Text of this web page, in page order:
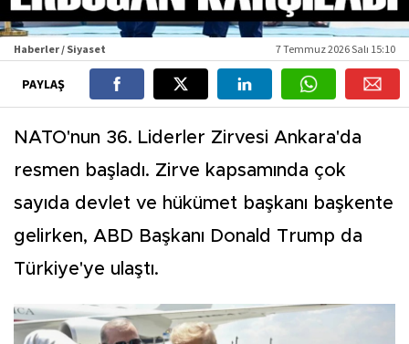
Haberler / Siyaset 7 Temmuz 2026 Salı 15:10
PAYLAŞ
NATO'nun 36. Liderler Zirvesi Ankara'da
resmen başladı. Zirve kapsamında çok
sayıda devlet ve hükümet başkanı başkente
gelirken, ABD Başkanı Donald Trump da
Türkiye'ye ulaştı.